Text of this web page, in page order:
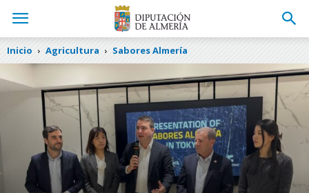
Inicio Agricultura Sabores Almería